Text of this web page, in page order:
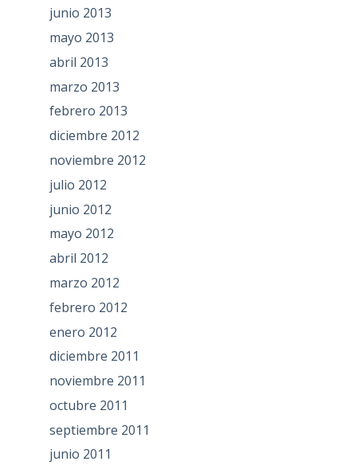
junio 2013
mayo 2013
abril 2013
marzo 2013
febrero 2013
diciembre 2012
noviembre 2012
julio 2012
junio 2012
mayo 2012
abril 2012
marzo 2012
febrero 2012
enero 2012
diciembre 2011
noviembre 2011
octubre 2011
septiembre 2011
junio 2011